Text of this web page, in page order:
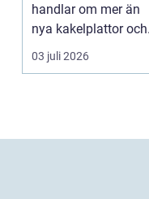
handlar om mer än
nya kakelplattor och
en modern dusch. För
många bo...
03 juli 2026